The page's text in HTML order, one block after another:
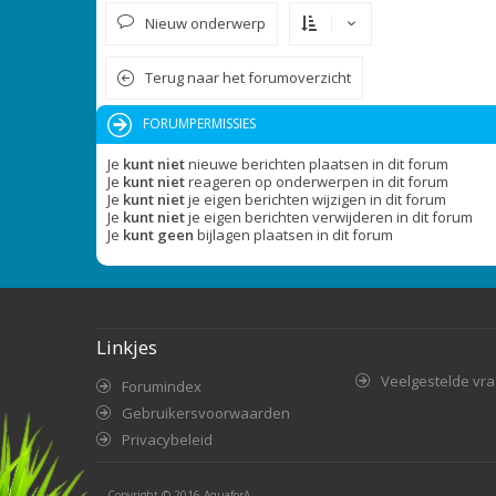
Nieuw onderwerp
Terug naar het forumoverzicht
FORUMPERMISSIES
Je kunt nietnieuwe berichten plaatsen in dit forum
Je kunt nietreageren op onderwerpen in dit forum
Je kunt nietje eigen berichten wijzigen in dit forum
Je kunt nietje eigen berichten verwijderen in dit forum
Je kunt geen bijlagen plaatsen in dit forum
Linkjes
Forumindex
Gebruikersvoorwaarden
Privacybeleid
Veelgestelde